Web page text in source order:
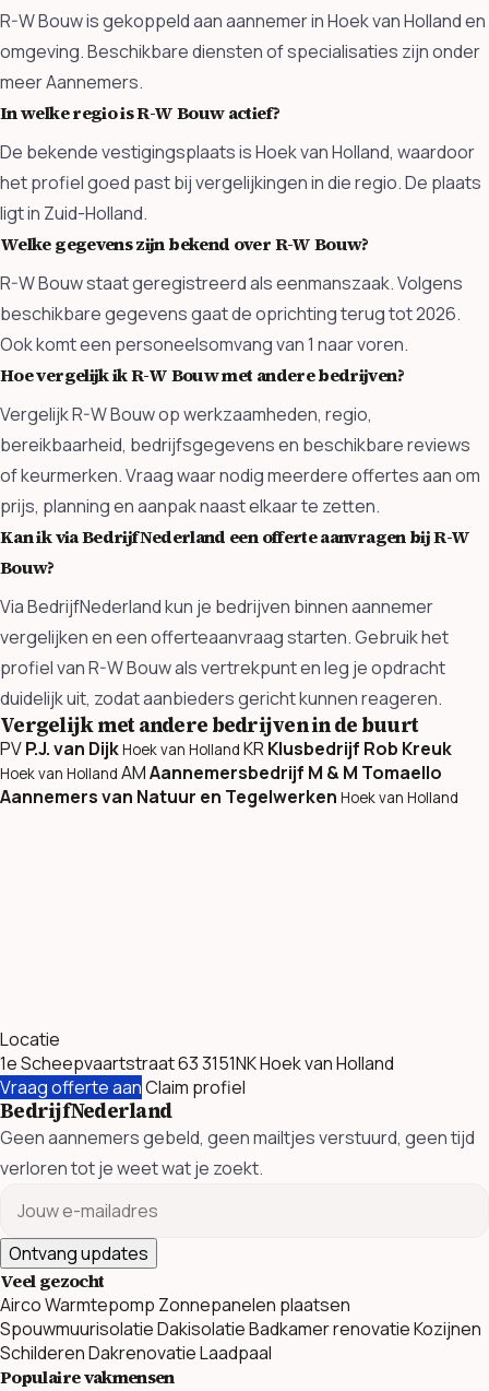
R-W Bouw is gekoppeld aan aannemer in Hoek van Holland en
omgeving. Beschikbare diensten of specialisaties zijn onder
meer Aannemers.
In welke regio is R-W Bouw actief?
De bekende vestigingsplaats is Hoek van Holland, waardoor
het profiel goed past bij vergelijkingen in die regio. De plaats
ligt in Zuid-Holland.
Welke gegevens zijn bekend over R-W Bouw?
R-W Bouw staat geregistreerd als eenmanszaak. Volgens
beschikbare gegevens gaat de oprichting terug tot 2026.
Ook komt een personeelsomvang van 1 naar voren.
Hoe vergelijk ik R-W Bouw met andere bedrijven?
Vergelijk R-W Bouw op werkzaamheden, regio,
bereikbaarheid, bedrijfsgegevens en beschikbare reviews
of keurmerken. Vraag waar nodig meerdere offertes aan om
prijs, planning en aanpak naast elkaar te zetten.
Kan ik via BedrijfNederland een offerte aanvragen bij R-W
Bouw?
Via BedrijfNederland kun je bedrijven binnen aannemer
vergelijken en een offerteaanvraag starten. Gebruik het
profiel van R-W Bouw als vertrekpunt en leg je opdracht
duidelijk uit, zodat aanbieders gericht kunnen reageren.
Vergelijk met andere bedrijven in de buurt
PVP.J. van DijkHoek van Holland KR Klusbedrijf Rob Kreuk
Hoek van Holland AMAannemersbedrijf M & M Tomaello
Aannemers van Natuur en Tegelwerken Hoek van Holland
Locatie
1e Scheepvaartstraat 63 3151NK Hoek van Holland
Vraag offerte aanClaim profiel
BedrijfNederland
Geen aannemers gebeld, geen mailtjes verstuurd, geen tijd
verloren tot je weet wat je zoekt.
Ontvang updates
Veel gezocht
AircoWarmtepomp Zonnepanelen plaatsen
SpouwmuurisolatieDakisolatieBadkamer renovatieKozijnen
SchilderenDakrenovatieLaadpaal
Populaire vakmensen